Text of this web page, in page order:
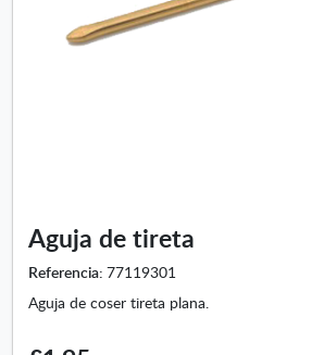
Aguja de tireta
Referencia:77119301
Aguja de coser tireta plana.